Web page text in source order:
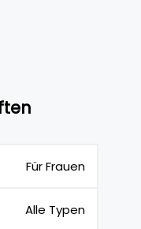
Für Frauen
Alle Typen